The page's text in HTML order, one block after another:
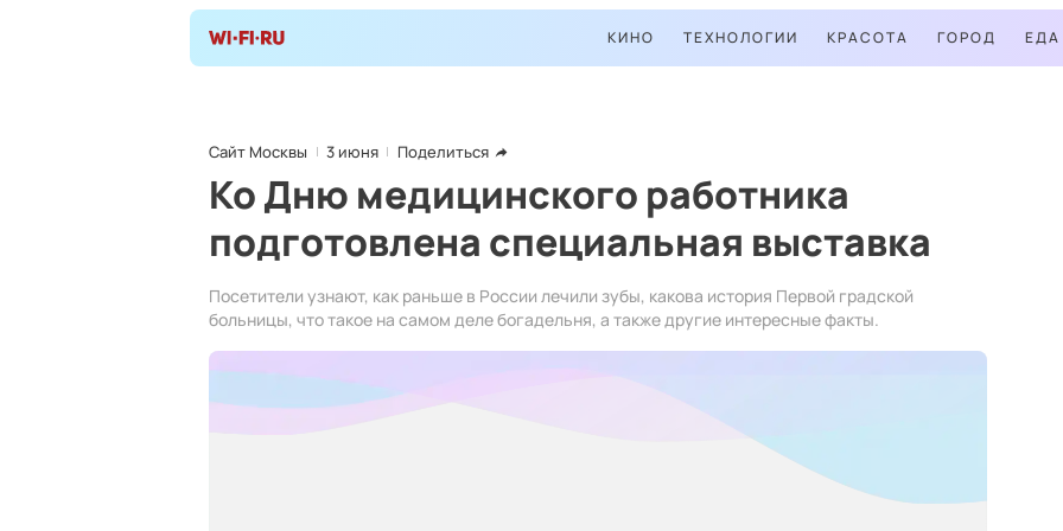
КИНО ТЕХНОЛОГИИ КРАСОТА ГОРОД ЕДА
Сайт Москвы 3 июня Поделиться
Ко Дню медицинского работника
подготовлена специальная выставка
Посетители узнают, как раньше в России лечили зубы, какова история Первой градской
больницы, что такое на самом деле богадельня, а также другие интересные факты.